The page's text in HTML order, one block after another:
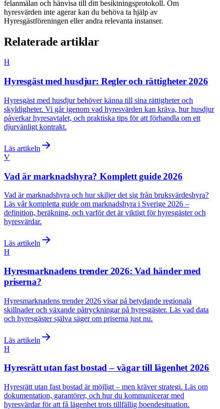
felanmälan och hänvisa till ditt besiktningsprotokoll. Om
hyresvärden inte agerar kan du behöva ta hjälp av
Hyresgästföreningen eller andra relevanta instanser.
Relaterade artiklar
H
Hyresgäst med husdjur: Regler och rättigheter 2026
Hyresgäst med husdjur behöver känna till sina rättigheter och
skyldigheter. Vi går igenom vad hyresvärden kan kräva, hur husdjur
påverkar hyresavtalet, och praktiska tips för att förhandla om ett
djurvänligt kontrakt.
Läs artikeln
V
Vad är marknadshyra? Komplett guide 2026
Vad är marknadshyra och hur skiljer det sig från bruksvärdeshyra?
Läs vår kompletta guide om marknadshyra i Sverige 2026 –
definition, beräkning, och varför det är viktigt för hyresgäster och
hyresvärdar.
Läs artikeln
H
Hyresmarknadens trender 2026: Vad händer med
priserna?
Hyresmarknadens trender 2026 visar på betydande regionala
skillnader och växande påtryckningar på hyresgäster. Läs vad data
och hyresgäster själva säger om priserna just nu.
Läs artikeln
H
Hyresrätt utan fast bostad – vägar till lägenhet 2026
Hyresrätt utan fast bostad är möjligt – men kräver strategi. Läs om
dokumentation, garantörer, och hur du kommunicerar med
hyresvärdar för att få lägenhet trots tillfällig boendesituation.